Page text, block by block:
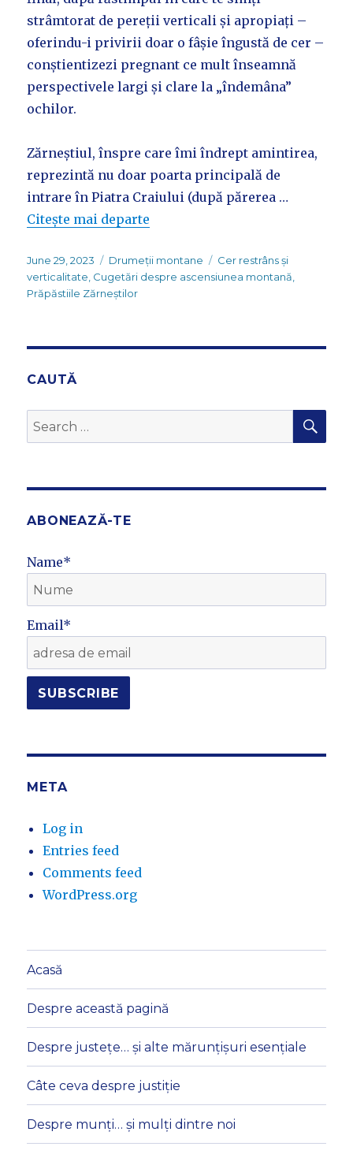
strâmtorat de pereții verticali și apropiați –
oferindu-i privirii doar o fâșie îngustă de cer –
conștientizezi pregnant ce mult înseamnă
perspectivele largi și clare la „îndemâna”
ochilor.
Zărneștiul, înspre care îmi îndrept amintirea,
reprezintă nu doar poarta principală de
intrare în Piatra Craiului (după părerea …
Citește mai departe
Posted
on
June 29, 2023 Categories
Drumeții montane Tags
Cer restrâns și
verticalitate Cugetări despre ascensiunea montană
Prăpăstiile Zărneștilor
CAUTĂ
Search
for:
ABONEAZĂ-TE
Name*
Email*
META
Log in
Entries feed
Comments feed
WordPress.org
Acasă
Despre această pagină
Despre justețe… și alte mărunțișuri esențiale
Câte ceva despre justiție
Despre munți… și mulți dintre noi